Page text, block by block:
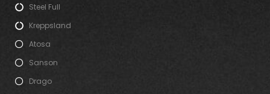
Steel Full
Kreppsland
Atosa
Sanson
Drago